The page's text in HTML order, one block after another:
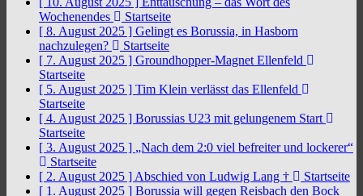
Wochenendes
Startseite
[ 8. August 2025 ] Gelingt es Borussia, in Hasborn
nachzulegen?
Startseite
[ 7. August 2025 ] Groundhopper-Magnet Ellenfeld
Startseite
[ 5. August 2025 ] Tim Klein verlässt das Ellenfeld
Startseite
[ 4. August 2025 ] Borussias U23 mit gelungenem Start
Startseite
[ 3. August 2025 ] „Nach dem 2:0 viel befreiter und lockerer“
Startseite
[ 2. August 2025 ] Abschied von Ludwig Lang †
Startseite
[ 1. August 2025 ] Borussia will gegen Reisbach den Bock